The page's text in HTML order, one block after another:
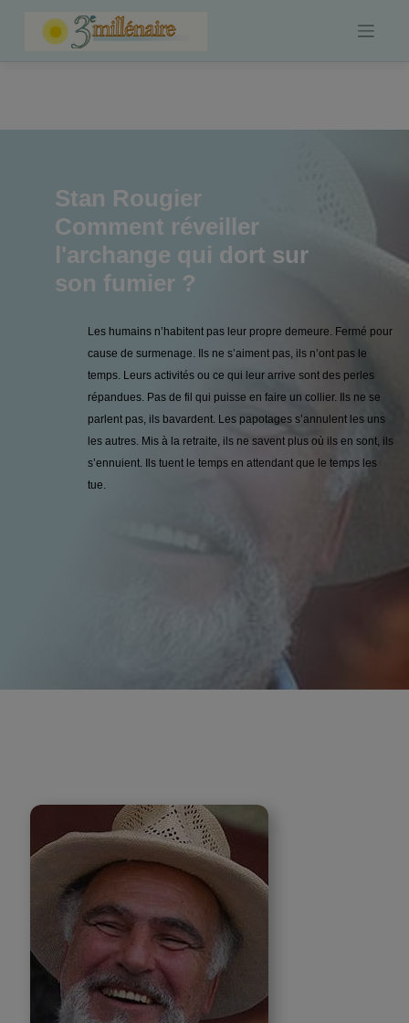
Stan Rougier
Comment réveiller
l'archange qui dort sur
son fumier ?
Les humains n’habitent pas leur propre demeure. Fermé pour
cause de surmenage. Ils ne s’aiment pas, ils n’ont pas le
temps. Leurs activités ou ce qui leur arrive sont des perles
répandues. Pas de fil qui puisse en faire un collier. Ils ne se
parlent pas, ils bavardent. Les papotages s’annulent les uns
les autres. Mis à la retraite, ils ne savent plus où ils en sont, ils
s’ennuient. Ils tuent le temps en attendant que le temps les
tue.